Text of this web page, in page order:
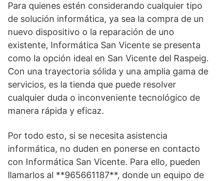
Para quienes estén considerando cualquier tipo
de solución informática, ya sea la compra de un
nuevo dispositivo o la reparación de uno
existente, Informática San Vicente se presenta
como la opción ideal en San Vicente del Raspeig.
Con una trayectoria sólida y una amplia gama de
servicios, es la tienda que puede resolver
cualquier duda o inconveniente tecnológico de
manera rápida y eficaz.
Por todo esto, si se necesita asistencia
informática, no duden en ponerse en contacto
con Informática San Vicente. Para ello, pueden
llamarlos al **965661187**, donde un equipo de